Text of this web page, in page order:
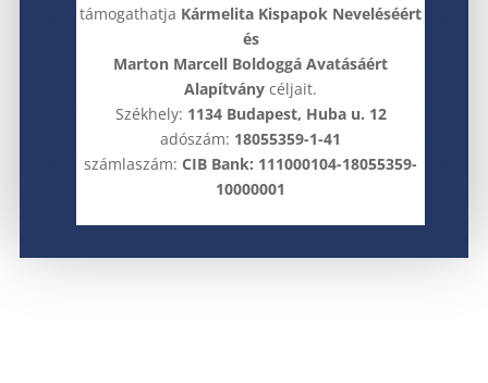
támogathatja Kármelita Kispapok Neveléséért
és
Marton Marcell Boldoggá Avatásáért
Alapítvány céljait.
Székhely: 1134 Budapest, Huba u. 12
adószám: 18055359-1-41
számlaszám: CIB Bank: 111000104-18055359-
10000001